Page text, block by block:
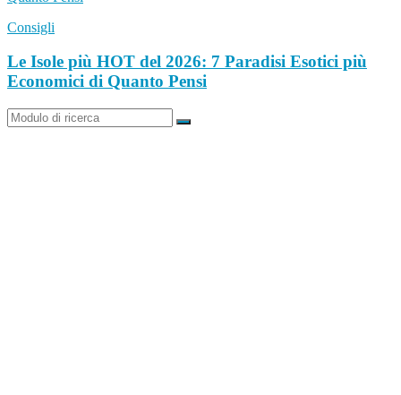
Consigli
Le Isole più HOT del 2026: 7 Paradisi Esotici più
Economici di Quanto Pensi
Ricerca